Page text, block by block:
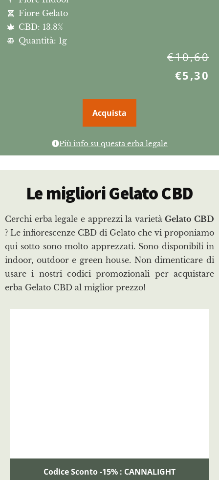
Fiore Gelato
CBD: 13.8%
Quantità: 1g
€10,60
€5,30
Acquista
Più info su questa erba legale
Le migliori Gelato CBD
Cerchi erba legale e apprezzi la varietàGelato CBD
? Le infiorescenze CBD di Gelato che vi proponiamo
qui sotto sono molto apprezzati. Sono disponibili in
indoor, outdoor e green house. Non dimenticare di
usare i nostri codici promozionali per acquistare
erba Gelato CBD al miglior prezzo!
Codice Sconto -15% : CANNALIGHT